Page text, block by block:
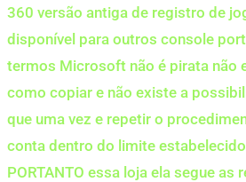
360 versão antiga de registro de
disponível para outros console
termos Microsoft não é pirata não
como copiar e não existe a
que uma vez e repetir o
conta dentro do limite
PORTANTO essa loja ela segue as